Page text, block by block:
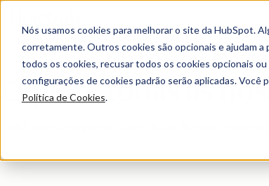
Nós usamos cookies para melhorar o site da HubSpot.
corretamente. Outros cookies são opcionais e ajudam
todos os cookies, recusar todos os cookies opcionais
configurações de cookies padrão serão aplicadas. Você
Política de Cookies.
Página principal dos estudos de caso
Explore todas as
Saiba como empresas como a sua tiveram